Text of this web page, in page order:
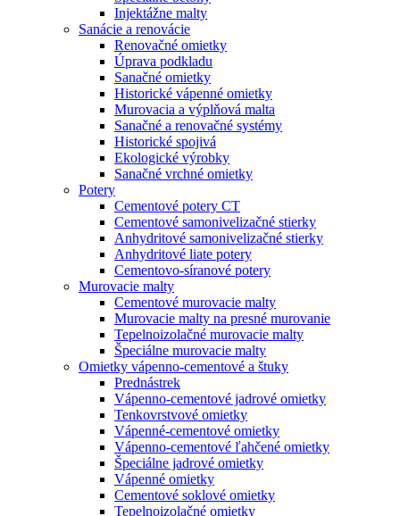
Injektážne malty
Sanácie a renovácie
Renovačné omietky
Úprava podkladu
Sanačné omietky
Historické vápenné omietky
Murovacia a výplňová malta
Sanačné a renovačné systémy
Historické spojivá
Ekologické výrobky
Sanačné vrchné omietky
Potery
Cementové potery CT
Cementové samonivelizačné stierky
Anhydritové samonivelizačné stierky
Anhydritové liate potery
Cementovo-síranové potery
Murovacie malty
Cementové murovacie malty
Murovacie malty na presné murovanie
Tepelnoizolačné murovacie malty
Špeciálne murovacie malty
Omietky vápenno-cementové a štuky
Prednástrek
Vápenno-cementové jadrové omietky
Tenkovrstvové omietky
Vápenné-cementové omietky
Vápenno-cementové ľahčené omietky
Špeciálne jadrové omietky
Vápenné omietky
Cementové soklové omietky
Tepelnoizolačné omietky